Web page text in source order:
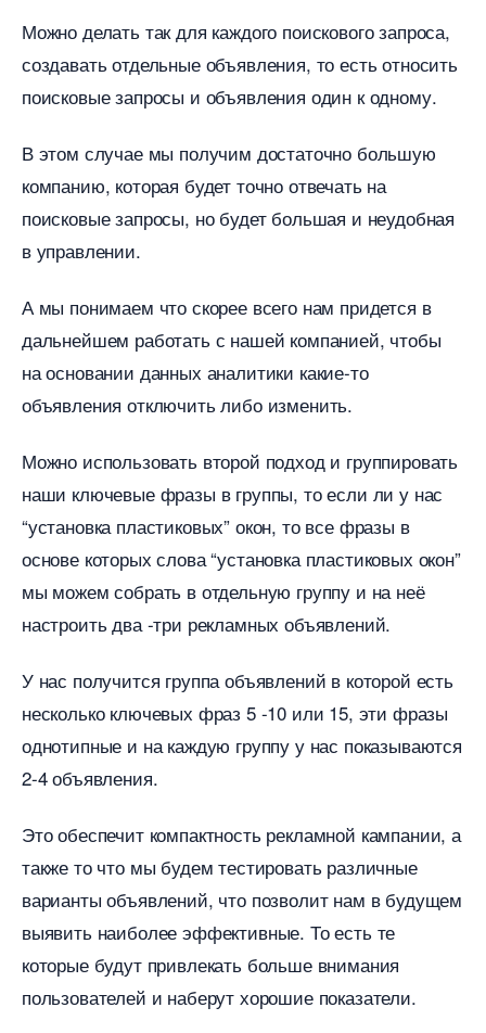
Можно делать так для каждого поискового запроса,
создавать отдельные объявления, то есть относить
поисковые запросы и объявления один к одному.
этом случае мы получим достаточно большую
компанию, которая будет точно отвечать на
поисковые запросы, но будет большая и неудобная
управлении.
А мы понимаем что скорее всего нам придется
дальнейшем работать с нашей компанией, чтобы
на основании данных аналитики какие-то
объявления отключить либо изменить.
Можно использовать второй подход и группировать
наши ключевые фразы в группы, то если ли у нас
“установка пластиковых” окон, то все фразы
основе которых слова “установка пластиковых окон”
мы можем собрать в отдельную группу и на неё
настроить два -три рекламных объявлений.
У нас получится группа объявлений в которой есть
несколько ключевых фраз 5 -10 или 15, эти фразы
однотипные и на каждую группу у нас показываются
2-4 объявления.
Это обеспечит компактность рекламной кампании, а
также то что мы будем тестировать различные
арианты объявлений, что позволит нам в будущем
ыявить наиболее эффективные. То есть те
которые будут привлекать больше внимания
пользователей и наберут хорошие показатели.